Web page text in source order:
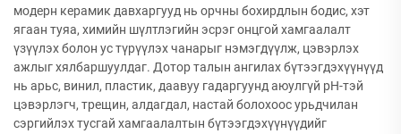
модерн керамик давхаргууд нь орчны бохирдлын бодис, хэт
ягаан туяа, химийн шүлтлэгийн эсрэг онцгой хамгаалалт
үзүүлэх болон ус түрүүлэх чанарыг нэмэгдүүлж, цэвэрлэх
ажлыг хялбаршуулдаг. Дотор талын ангилах бүтээгдэхүүнүүд
нь арьс, винил, пластик, даавуу гадаргуунд аюулгүй pH-тэй
цэвэрлэгч, трещин, алдагдал, настай болохоос урьдчилан
сэргийлэх тусгай хамгаалалтын бүтээгдэхүүнүүдийг